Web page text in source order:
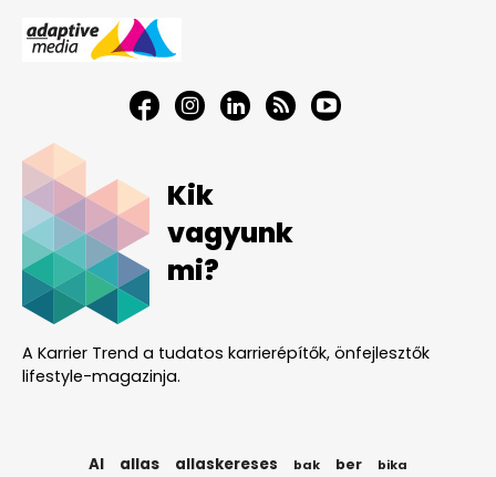
Kik
vagyunk
mi?
A Karrier Trend a tudatos karrierépítők, önfejlesztők
lifestyle-magazinja.
AI allas allaskereses bak ber bika